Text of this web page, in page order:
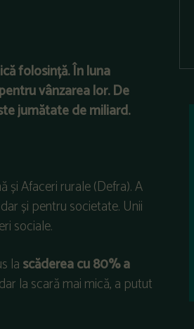
folosință. În luna
vânzarea lor. De
jumătate de miliard.
Afaceri rurale (Defra). A
și pentru societate. Unii
sociale.
lascăderea cu 80% a
la scară mai mică, a putut